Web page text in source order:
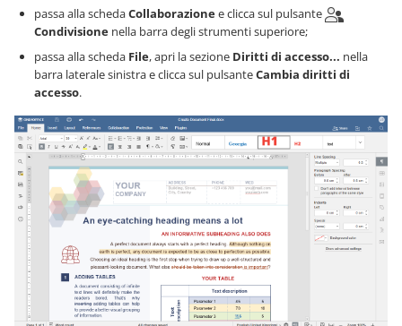
passa alla schedaCollaborazionee clicca sul pulsante
Condivisione nella barra degli strumenti superiore;
passa alla scheda File, apri la sezione Diritti di accesso... nella
barra laterale sinistra e clicca sul pulsanteCambia diritti di
accesso.